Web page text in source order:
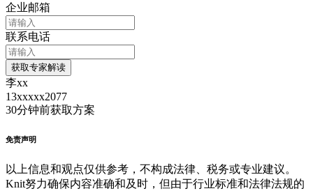
企业邮箱
联系电话
获取专家解读
李xx
13xxxxx2077
30分钟前获取方案
免责声明
以上信息和观点仅供参考，不构成法律、税务或专业建议。
Knit努力确保内容准确和及时，但由于行业标准和法律法规的